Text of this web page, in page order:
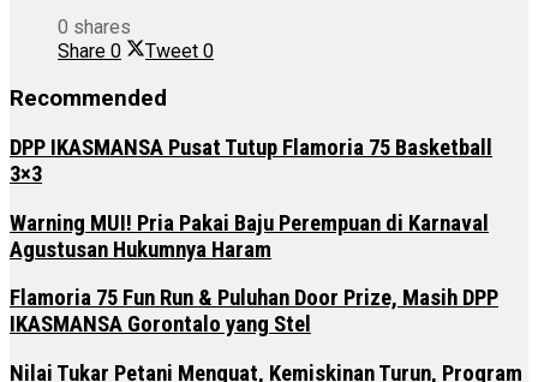
0 shares
Share 0 Tweet 0
Recommended
DPP IKASMANSA Pusat Tutup Flamoria 75 Basketball
3×3
Warning MUI! Pria Pakai Baju Perempuan di Karnaval
Agustusan Hukumnya Haram
Flamoria 75 Fun Run & Puluhan Door Prize, Masih DPP
IKASMANSA Gorontalo yang Stel
Nilai Tukar Petani Menguat, Kemiskinan Turun, Program